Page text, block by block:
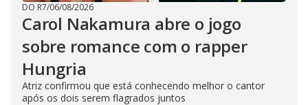
DO R7/06/08/2026
Carol Nakamura abre o jogo
sobre romance com o rapper
Hungria
Atriz confirmou que está conhecendo melhor o cantor
após os dois serem flagrados juntos